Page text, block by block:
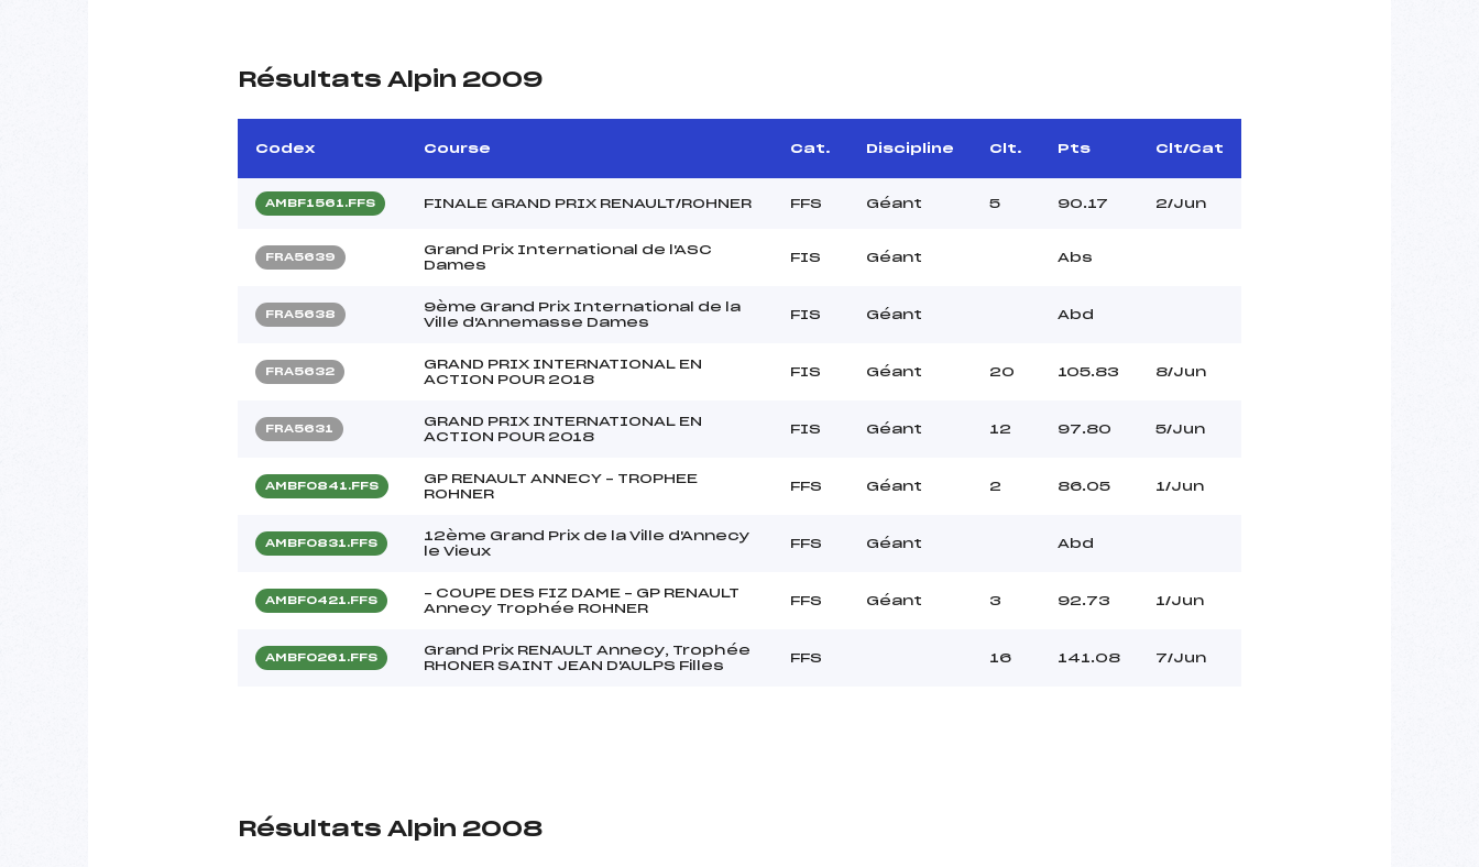
Résultats Alpin 2009
Codex Course Cat. Discipline Clt. Pts Clt/Cat
AMBF1561.FFS FINALE GRAND PRIX RENAULT/ROHNER FFS Géant 5 90.17 2/Jun
FRA5639
Grand Prix International de l'ASC
Dames
FIS Géant Abs
FRA5638
9ème Grand Prix International de la
Ville d'Annemasse Dames
FIS Géant Abd
FRA5632
GRAND PRIX INTERNATIONAL EN
ACTION POUR 2018
FIS Géant 20 105.83 8/Jun
FRA5631
GRAND PRIX INTERNATIONAL EN
ACTION POUR 2018
FIS Géant 12 97.80 5/Jun
AMBF0841.FFS
GP RENAULT ANNECY – TROPHEE
ROHNER
FFS Géant 2 86.05 1/Jun
AMBF0831.FFS
12ème Grand Prix de la Ville d'Annecy
le Vieux
FFS Géant Abd
AMBF0421.FFS
– COUPE DES FIZ DAME – GP RENAULT
Annecy Trophée ROHNER
FFS Géant 3 92.73 1/Jun
AMBF0261.FFS
Grand Prix RENAULT Annecy, Trophée
RHONER SAINT JEAN D'AULPS Filles
FFS 16 141.08 7/Jun
Résultats Alpin 2008